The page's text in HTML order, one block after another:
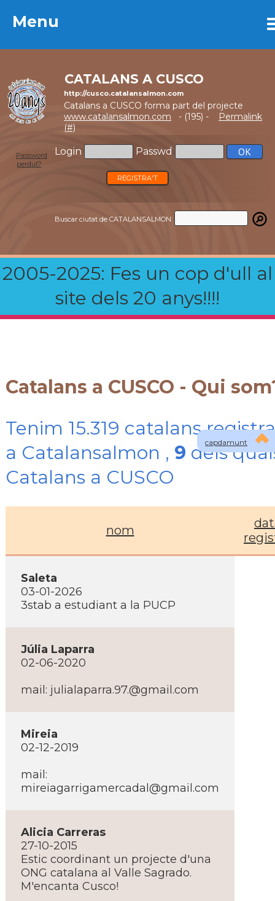
Menu
CATALANS A CUSCO
http://cusco.catalansalmon.com
Catalans a CUSCO forma part del projecte
www.catalansalmon.com - (195) -
Permalink
(#)
Login Passwd
Password
perdut?
REGISTRA'T
Buscar ciutat de CATALANSALMON:
2005-2025: Fes un cop d'ull al
site dels 20 anys!!!!
Menu
capdamunt
Catalans a CUSCO - Qui
Tenim 15.319 catalans
a Catalansalmon , 9 dels
Catalans a CUSCO
nom
Saleta
03-01-2026
3stab a estudiant a la PUCP
Júlia Laparra
02-06-2020
mail: julialaparra.97.@gmail.com
Mireia
02-12-2019
mail:
mireiagarrigamercadal@gmail.com
Alicia Carreras
27-10-2015
Estic coordinant un projecte d'una
ONG catalana al Valle Sagrado.
M'encanta Cusco!